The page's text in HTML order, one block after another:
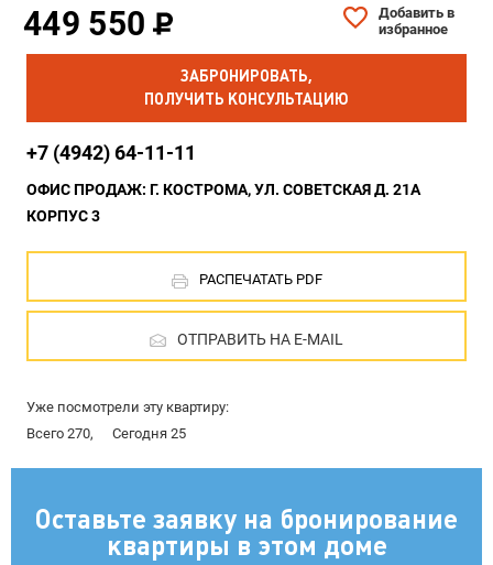
449 550
Добавить в
избранное
ЗАБРОНИРОВАТЬ,
ПОЛУЧИТЬ КОНСУЛЬТАЦИЮ
+7 (4942) 64-11-11
ОФИС ПРОДАЖ: Г. КОСТРОМА, УЛ. СОВЕТСКАЯ Д. 21А
КОРПУС 3
РАСПЕЧАТАТЬ PDF
ОТПРАВИТЬ НА E-MAIL
Уже посмотрели эту квартиру:
Всего 270,
Сегодня 25
Оставьте заявку на бронирование
квартиры в этом доме